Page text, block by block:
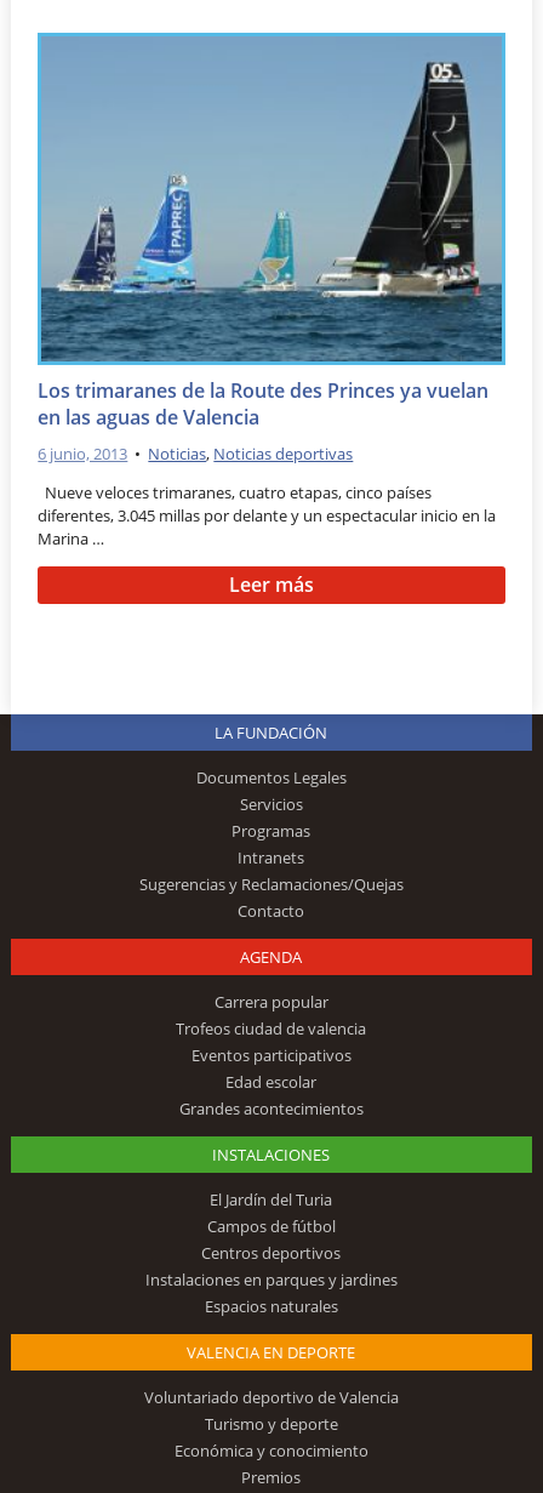
Los trimaranes de la Route des Princes ya vuelan
en las aguas de Valencia
6 junio, 2013 • Noticias, Noticias deportivas
Nueve veloces trimaranes, cuatro etapas, cinco países
diferentes, 3.045 millas por delante y un espectacular inicio en la
Marina …
Leer más
LA FUNDACIÓN
Documentos Legales
Servicios
Programas
Intranets
Sugerencias y Reclamaciones/Quejas
Contacto
AGENDA
Carrera popular
Trofeos ciudad de valencia
Eventos participativos
Edad escolar
Grandes acontecimientos
INSTALACIONES
El Jardín del Turia
Campos de fútbol
Centros deportivos
Instalaciones en parques y jardines
Espacios naturales
VALENCIA EN DEPORTE
Voluntariado deportivo de Valencia
Turismo y deporte
Económica y conocimiento
Premios